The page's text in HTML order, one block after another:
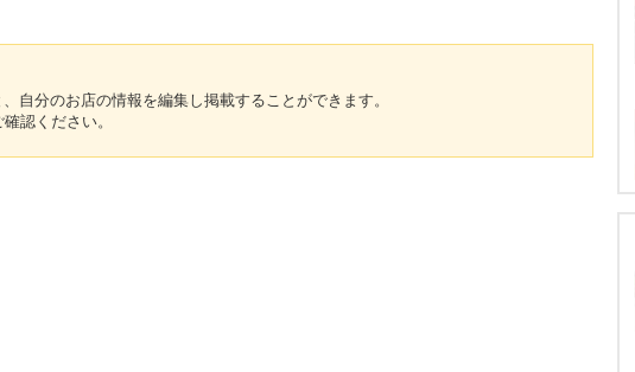
自分のお店の情報を編集し掲載することができます。
確認ください。